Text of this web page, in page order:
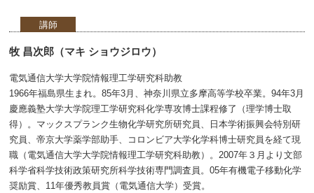
講師
牧 昌次郎（マキ ショウジロウ）
電気通信大学大学院情報理工学研究科助教
1966年福島県生まれ。85年3月、神奈川県立多摩高等学校卒業。94年3月
慶應義塾大学大学院理工学研究科化学専攻博士課程修了（理学博士取
得）。マックスプランク生物化学研究所研究員、日本学術振興会特別研
究員、帝京大学薬学部助手、コロンビア大学化学科博士研究員を経て現
職（電気通信大学大学院情報理工学研究科助教）。2007年３月より文部
科学省科学技術政策研究所科学技術専門調査員。05年有機電子移動化学
奨励賞、11年優秀教員賞（電気通信大学）受賞。